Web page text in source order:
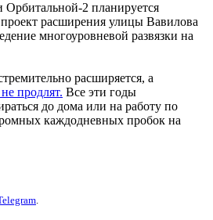
2 планируется
проект расширения улицы Вавилова
многоуровневой развязки на
расширяется, а
продлят. Все эти годы
до дома или на работу по
каждодневных пробок на
.